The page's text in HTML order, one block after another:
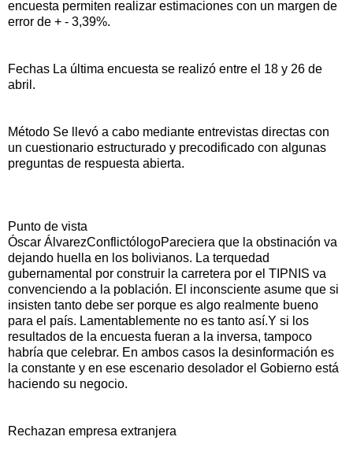
encuesta permiten realizar estimaciones con un margen de
error de + - 3,39%.
Fechas La última encuesta se realizó entre el 18 y 26 de
abril.
Método Se llevó a cabo mediante entrevistas directas con
un cuestionario estructurado y precodificado con algunas
preguntas de respuesta abierta.
Punto de vista
Óscar ÁlvarezConflictólogoPareciera que la obstinación va
dejando huella en los bolivianos. La terquedad
gubernamental por construir la carretera por el TIPNIS va
convenciendo a la población. El inconsciente asume que si
insisten tanto debe ser porque es algo realmente bueno
para el país. Lamentablemente no es tanto así.Y si los
resultados de la encuesta fueran a la inversa, tampoco
habría que celebrar. En ambos casos la desinformación es
la constante y en ese escenario desolador el Gobierno está
haciendo su negocio.
Rechazan empresa extranjera